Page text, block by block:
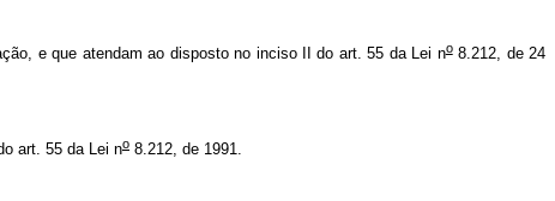
e que atendam ao disposto no inciso II do art. 55 da Lei no8.212, de 24
art. 55 da Lei no 8.212, de 1991.